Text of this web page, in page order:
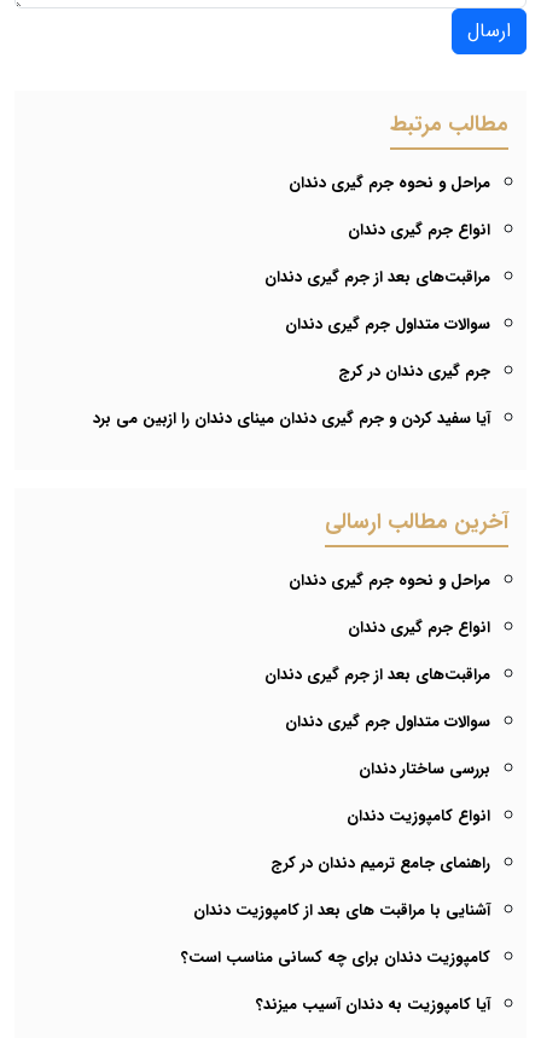
ارسال
مطالب مرتبط
مراحل و نحوه جرم گیری دندان
انواع جرم گیری دندان
مراقبت‌های بعد از جرم گیری دندان
سوالات متداول جرم گیری دندان
جرم گیری دندان در کرج
آیا سفید کردن و جرم گیری دندان مینای دندان را ازبین می برد
آخرین مطالب ارسالی
مراحل و نحوه جرم گیری دندان
انواع جرم گیری دندان
مراقبت‌های بعد از جرم گیری دندان
سوالات متداول جرم گیری دندان
بررسی ساختار دندان
انواع کامپوزیت دندان
راهنمای جامع ترمیم دندان در کرج
آشنایی با مراقبت های بعد از کامپوزیت دندان
کامپوزیت دندان برای چه کسانی مناسب است؟
آیا کامپوزیت به دندان آسیب میزند؟